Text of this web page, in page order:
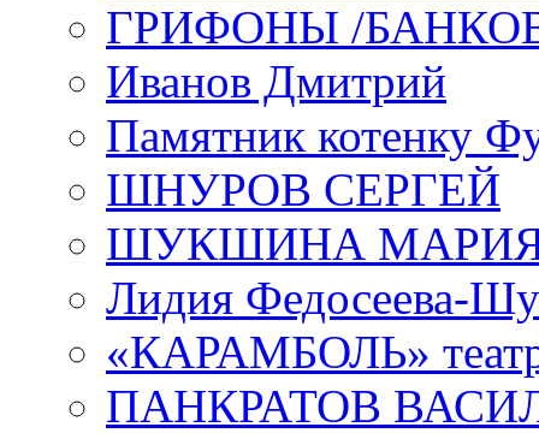
ГРИФОНЫ /
Иванов Дмитрий
Памятник котенку
ШНУРОВ СЕРГЕЙ
ШУКШИНА
Лидия Федосеева-
«КАРАМБОЛЬ»
ПАНКРАТОВ